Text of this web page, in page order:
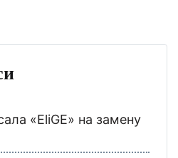
«EliGE» на замену